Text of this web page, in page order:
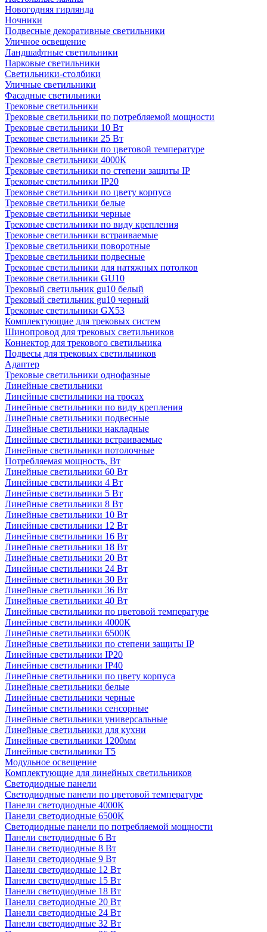
Новогодняя гирлянда
Ночники
Подвесные декоративные светильники
Уличное освещение
Ландшафтные светильники
Парковые светильники
Светильники-столбики
Уличные светильники
Фасадные светильники
Трековые светильники
Трековые светильники по потребляемой мощности
Трековые светильники 10 Вт
Трековые светильники 25 Вт
Трековые светильники по цветовой температуре
Трековые светильники 4000К
Трековые светильники по степени защиты IP
Трековые светильники IP20
Трековые светильники по цвету корпуса
Трековые светильники белые
Трековые светильники черные
Трековые светильники по виду крепления
Трековые светильники встраиваемые
Трековые светильники поворотные
Трековые светильники подвесные
Трековые светильники для натяжных потолков
Трековые светильники GU10
Трековый светильник gu10 белый
Трековый светильник gu10 черный
Трековые светильники GX53
Комплектующие для трековых систем
Шинопровод для трековых светильников
Коннектор для трекового светильника
Подвесы для трековых светильников
Адаптер
Трековые светильники однофазные
Линейные светильники
Линейные светильники на тросах
Линейные светильники по виду крепления
Линейные светильники подвесные
Линейные светильники накладные
Линейные светильники встраиваемые
Линейные светильники потолочные
Потребляемая мощность, Вт
Линейные светильники 60 Вт
Линейные светильники 4 Вт
Линейные светильники 5 Вт
Линейные светильники 8 Вт
Линейные светильники 10 Вт
Линейные светильники 12 Вт
Линейные светильники 16 Вт
Линейные светильники 18 Вт
Линейные светильники 20 Вт
Линейные светильники 24 Вт
Линейные светильники 30 Вт
Линейные светильники 36 Вт
Линейные светильники 40 Вт
Линейные светильники по цветовой температуре
Линейные светильники 4000К
Линейные светильники 6500К
Линейные светильники по степени защиты IP
Линейные светильники IP20
Линейные светильники IP40
Линейные светильники по цвету корпуса
Линейные светильники белые
Линейные светильники черные
Линейные светильники сенсорные
Линейные светильники универсальные
Линейные светильники для кухни
Линейные светильники 1200мм
Линейные светильники Т5
Модульное освещение
Комплектующие для линейных светильников
Светодиодные панели
Светодиодные панели по цветовой температуре
Панели светодиодные 4000К
Панели светодиодные 6500К
Светодиодные панели по потребляемой мощности
Панели светодиодные 6 Вт
Панели светодиодные 8 Вт
Панели светодиодные 9 Вт
Панели светодиодные 12 Вт
Панели светодиодные 15 Вт
Панели светодиодные 18 Вт
Панели светодиодные 20 Вт
Панели светодиодные 24 Вт
Панели светодиодные 32 Вт